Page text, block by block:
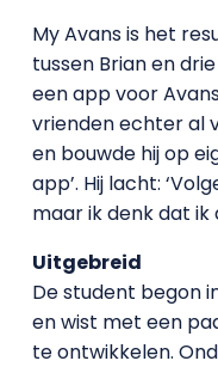
My Avans is het
tussen Brian en
een app voor
vrienden echter al
en bouwde hij op
app’. Hij lacht:
maar ik denk dat ik
Uitgebreid
De student begon
en wist met een
te ontwikkelen.